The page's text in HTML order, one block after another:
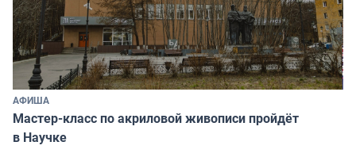
АФИША
Мастер-класс по акриловой живописи пройдёт
в Научке